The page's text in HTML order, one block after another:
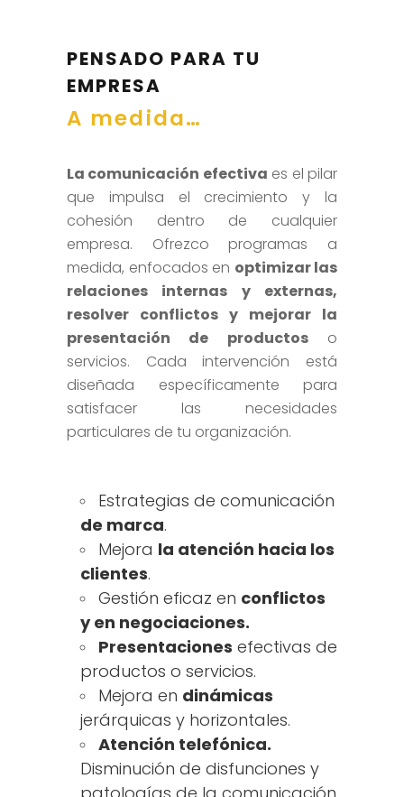
PENSADO PARA TU
EMPRESA
A medida…
La comunicación efectiva es el pilar
que impulsa el crecimiento y la
cohesión dentro de cualquier
empresa. Ofrezco programas a
medida, enfocados en optimizar las
relaciones internas y externas,
resolver conflictos y mejorar la
presentación de productoso
servicios. Cada intervención está
diseñada específicamente para
satisfacer las necesidades
particulares de tu organización.
Estrategias de comunicación
de marca.
Mejora la atención hacia los
clientes.
Gestión eficaz en conflictos
y en negociaciones.
Presentaciones efectivas de
productos o servicios.
Mejora en dinámicas
jerárquicas y horizontales.
Atención telefónica.
Disminución de disfunciones y